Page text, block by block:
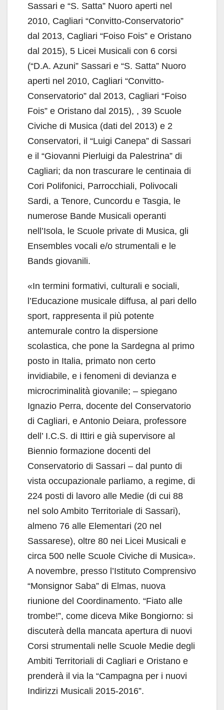
Sassari e “S. Satta” Nuoro aperti nel
2010, Cagliari “Convitto-Conservatorio”
dal 2013, Cagliari “Foiso Fois” e Oristano
dal 2015), 5 Licei Musicali con 6 corsi
(“D.A. Azuni” Sassari e “S. Satta” Nuoro
aperti nel 2010, Cagliari “Convitto-
Conservatorio” dal 2013, Cagliari “Foiso
Fois” e Oristano dal 2015), , 39 Scuole
Civiche di Musica (dati del 2013) e 2
Conservatori, il “Luigi Canepa” di Sassari
e il “Giovanni Pierluigi da Palestrina” di
Cagliari; da non trascurare le centinaia di
Cori Polifonici, Parrocchiali, Polivocali
Sardi, a Tenore, Cuncordu e Tasgia, le
numerose Bande Musicali operanti
nell’Isola, le Scuole private di Musica, gli
Ensembles vocali e/o strumentali e le
Bands giovanili.
«In termini formativi, culturali e sociali,
l’Educazione musicale diffusa, al pari dello
sport, rappresenta il più potente
antemurale contro la dispersione
scolastica, che pone la Sardegna al primo
posto in Italia, primato non certo
invidiabile, e i fenomeni di devianza e
microcriminalità giovanile; – spiegano
Ignazio Perra, docente del Conservatorio
di Cagliari, e Antonio Deiara, professore
dell’ I.C.S. di Ittiri e già supervisore al
Biennio formazione docenti del
Conservatorio di Sassari – dal punto di
vista occupazionale parliamo, a regime, di
224 posti di lavoro alle Medie (di cui 88
nel solo Ambito Territoriale di Sassari),
almeno 76 alle Elementari (20 nel
Sassarese), oltre 80 nei Licei Musicali e
circa 500 nelle Scuole Civiche di Musica».
A novembre, presso l’Istituto Comprensivo
“Monsignor Saba” di Elmas, nuova
riunione del Coordinamento. “Fiato alle
trombe!”, come diceva Mike Bongiorno: si
discuterà della mancata apertura di nuovi
Corsi strumentali nelle Scuole Medie degli
Ambiti Territoriali di Cagliari e Oristano e
prenderà il via la “Campagna per i nuovi
Indirizzi Musicali 2015-2016”.